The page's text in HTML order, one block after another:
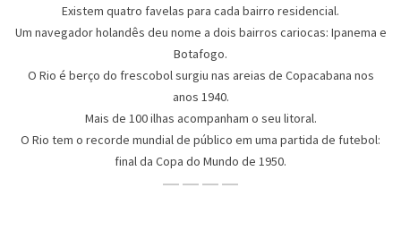
Existem quatro favelas para cada bairro residencial.
Um navegador holandês deu nome a dois bairros cariocas: Ipanema e
Botafogo.
O Rio é berço do frescobol surgiu nas areias de Copacabana nos
anos 1940.
Mais de 100 ilhas acompanham o seu litoral.
O Rio tem o recorde mundial de público em uma partida de futebol:
final da Copa do Mundo de 1950.